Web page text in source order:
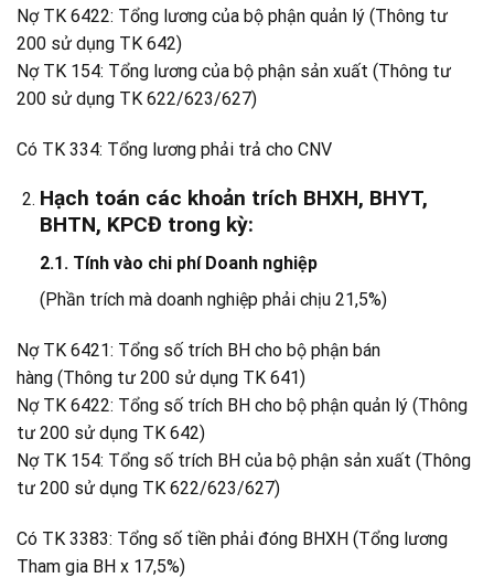
Nợ TK 6422: Tổng lương của bộ phận quản lý (Thông tư
200 sử dụng TK 642)
Nợ TK 154: Tổng lương của bộ phận sản xuất (Thông tư
200 sử dụng TK 622/623/627)
Có TK 334: Tổng lương phải trả cho CNV
Hạch toán các khoản trích BHXH, BHYT,
BHTN, KPCĐ trong kỳ:
2.1. Tính vào chi phí Doanh nghiệp
(Phần trích mà doanh nghiệp phải chịu 21,5%)
Nợ TK 6421: Tổng số trích BH cho bộ phận bán
hàng (Thông tư 200 sử dụng TK 641)
Nợ TK 6422: Tổng số trích BH cho bộ phận quản lý (Thông
tư 200 sử dụng TK 642)
Nợ TK 154: Tổng số trích BH của bộ phận sản xuất (Thông
tư 200 sử dụng TK 622/623/627)
Có TK 3383: Tổng số tiền phải đóng BHXH (Tổng lương
Tham gia BH x 17,5%)